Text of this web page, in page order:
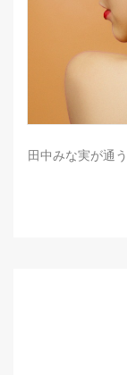
田中みな実が通